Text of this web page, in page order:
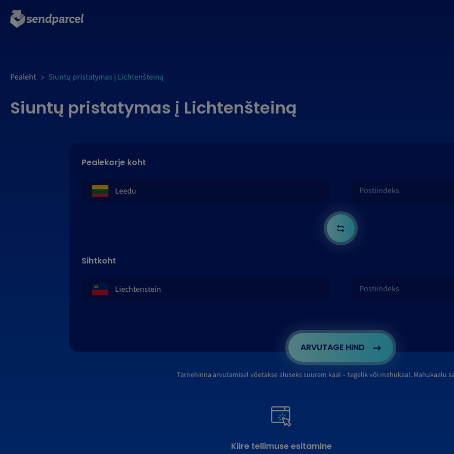
Pealeht Siuntų pristatymas į Lichtenšteiną
Siuntų pristatymas į Lichtenšteiną
Pealekorje koht
Sihtkoht
ARVUTAGE HIND
Tarnehinna arvutamisel võetakse aluseks suurem kaal – tegelik või mahukaal. Mahukaalu
Kiire tellimuse esitamine